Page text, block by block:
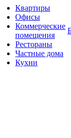
Квартиры
Офисы
Коммерческие
помещения
Рестораны
Частные дома
Кухни